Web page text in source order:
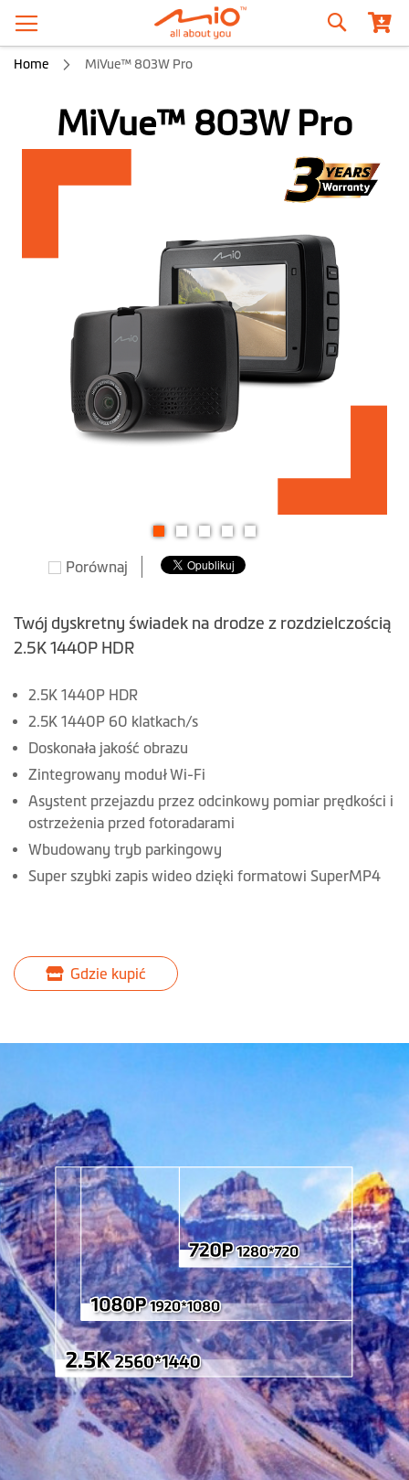
Szukaj
Home MiVue™ 803W Pro
MiVue™ 803W Pro
galerii
Porównaj
Twój dyskretny świadek na drodze z rozdzielczością
2.5K 1440P HDR
2.5K 1440P HDR
2.5K 1440P 60 klatkach/s
Doskonała jakość obrazu
Zintegrowany moduł Wi-Fi
Asystent przejazdu przez odcinkowy pomiar prędkości i
ostrzeżenia przed fotoradarami
Wbudowany tryb parkingowy
Super szybki zapis wideo dzięki formatowi SuperMP4
Gdzie kupić